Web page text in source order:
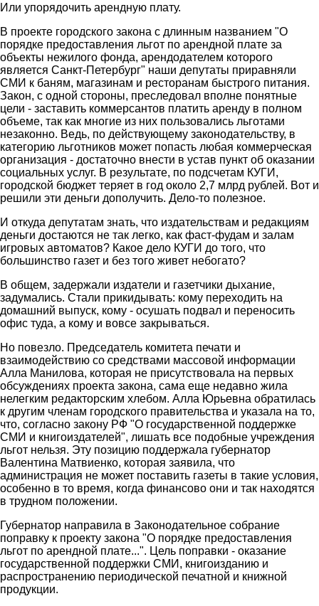
Или упорядочить арендную плату.
В проекте городского закона с длинным названием "О
порядке предоставления льгот по арендной плате за
объекты нежилого фонда, арендодателем которого
является Санкт-Петербург" наши депутаты приравняли
СМИ к баням, магазинам и ресторанам быстрого питания.
Закон, с одной стороны, преследовал вполне понятные
цели - заставить коммерсантов платить аренду в полном
объеме, так как многие из них пользовались льготами
незаконно. Ведь, по действующему законодательству, в
категорию льготников может попасть любая коммерческая
организация - достаточно внести в устав пункт об оказании
социальных услуг. В результате, по подсчетам КУГИ,
городской бюджет теряет в год около 2,7 млрд рублей. Вот и
решили эти деньги дополучить. Дело-то полезное.
И откуда депутатам знать, что издательствам и редакциям
деньги достаются не так легко, как фаст-фудам и залам
игровых автоматов? Какое дело КУГИ до того, что
большинство газет и без того живет небогато?
В общем, задержали издатели и газетчики дыхание,
задумались. Стали прикидывать: кому переходить на
домашний выпуск, кому - осушать подвал и переносить
офис туда, а кому и вовсе закрываться.
Но повезло. Председатель комитета печати и
взаимодействию со средствами массовой информации
Алла Манилова, которая не присутствовала на первых
обсуждениях проекта закона, сама еще недавно жила
нелегким редакторским хлебом. Алла Юрьевна обратилась
к другим членам городского правительства и указала на то,
что, согласно закону РФ "О государственной поддержке
СМИ и книгоиздателей", лишать все подобные учреждения
льгот нельзя. Эту позицию поддержала губернатор
Валентина Матвиенко, которая заявила, что
администрация не может поставить газеты в такие условия,
особенно в то время, когда финансово они и так находятся
в трудном положении.
Губернатор направила в Законодательное собрание
поправку к проекту закона "О порядке предоставления
льгот по арендной плате...". Цель поправки - оказание
государственной поддержки СМИ, книгоизданию и
распространению периодической печатной и книжной
продукции.